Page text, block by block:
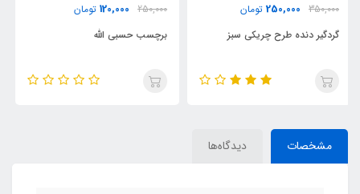
250,000
120,000 تومان
برچسب حسبی الله
950,000
700,000 تومان
پارچه جیر الکانترا پشت چسبدار
مشخصات دیدگاه‌ها